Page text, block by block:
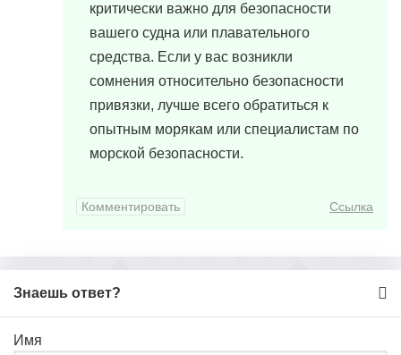
критически важно для безопасности
вашего судна или плавательного
средства. Если у вас возникли
сомнения относительно безопасности
привязки, лучше всего обратиться к
опытным морякам или специалистам по
морской безопасности.
Комментировать Ссылка
Знаешь ответ?
Имя